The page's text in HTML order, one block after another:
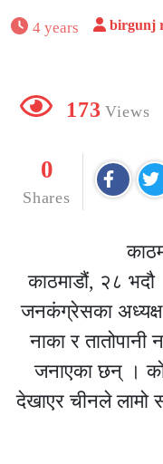
4 years birgunj
173 Views
0
Shares
काठमाडौं, २८ भदौ
जनकंग्रेसका
नाका र तातोपानी
जनाएका छन् ।
देखाएर चीनले लामो